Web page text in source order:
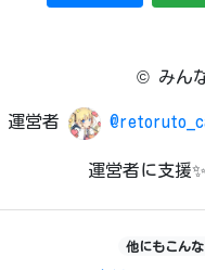
© みん
運営者
運営者に支援
他にもこん